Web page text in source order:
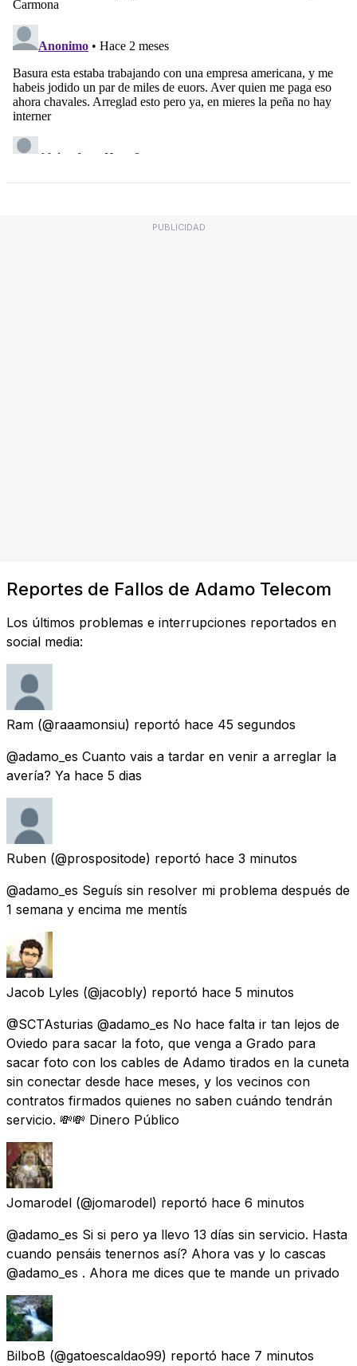
PUBLICIDAD
Reportes de Fallos de Adamo Telecom
Los últimos problemas e interrupciones reportados en
social media:
Ram (@raaamonsiu) reportó hace 45 segundos
@adamo_es Cuanto vais a tardar en venir a arreglar la
avería? Ya hace 5 dias
Ruben (@prospositode) reportó hace 3 minutos
@adamo_es Seguís sin resolver mi problema después de
1 semana y encima me mentís
Jacob Lyles (@jacobly) reportó hace 5 minutos
@SCTAsturias @adamo_es No hace falta ir tan lejos de
Oviedo para sacar la foto, que venga a Grado para
sacar foto con los cables de Adamo tirados en la cuneta
sin conectar desde hace meses, y los vecinos con
contratos firmados quienes no saben cuándo tendrán
servicio. 💸💸 Dinero Público
Jomarodel (@jomarodel) reportó hace 6 minutos
@adamo_es Si si pero ya llevo 13 días sin servicio. Hasta
cuando pensáis tenernos así? Ahora vas y lo cascas
@adamo_es . Ahora me dices que te mande un privado
BilboB (@gatoescaldao99) reportó hace 7 minutos